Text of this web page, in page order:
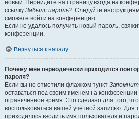
новый. Перейдите на страницу входа на
ссылку Забыли пароль?. Следуйте
сможете войти на конференцию.
Если не удалось получить новый пароль,
конференции.
Вернуться к началу
Почему мне периодически приходится
пароля?
Если вы не отметили флажком пункт
оставаться под своим именем на конференции
ограниченное время. Это сделано для того,
воспользоваться вашей учётной записью. Для
приходилось вводить имя пользователя и